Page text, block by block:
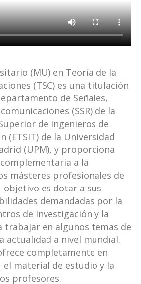
(MU) en Teoría de la
(TSC) es una titulación
de Señales,
(SSR) de la
de Ingenieros de
(ETSIT) de la Universidad
(UPM), y proporciona
a la
másteres profesionales de
objetivo es dotar a sus
demandadas por la
de investigación y la
trabajar en algunos temas de
actualidad a nivel mundial.
completamente en
el material de estudio y la
profesores.